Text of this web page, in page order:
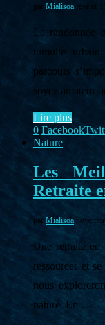
par Mialisoa février
La randonnée
tumulte
parcours
soyez amateur
Lire plus
0 Facebook
Nature
Les
Retraite
par Mialisoa
Une retraite en
ressourcer et
nous
nature. En …